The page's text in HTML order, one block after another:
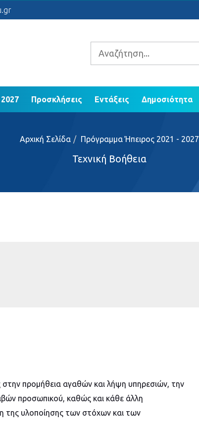
- 2027
Προσκλήσεις Εντάξεις Δημοσιότητα
Αρχική Σελίδα Πρόγραμμα Ήπειρος 2021 - 2027
Τεχνική Βοήθεια
στην προμήθεια αγαθών και λήψη υπηρεσιών, την
προσωπικού, καθώς και κάθε άλλη
της υλοποίησης των στόχων και των